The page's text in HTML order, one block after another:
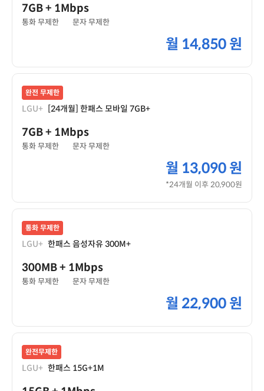
7GB+ 1Mbps
통화 무제한 문자 무제한
월 14,850 원
완전 무제한
LGU+ [24개월] 한패스 모바일 7GB+
7GB+ 1Mbps
통화 무제한 문자 무제한
월 13,090 원
*24개월 이후 20,900원
통화 무제한
LGU+ 한패스 음성자유 300M+
300MB+ 1Mbps
통화 무제한 문자 무제한
월 22,900 원
완전무제한
LGU+ 한패스 15G+1M